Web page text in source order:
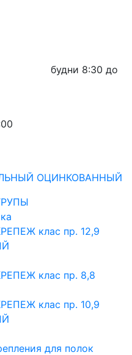
будни 8:30 до
ОЦИНКОВАННЫЙ
клас пр. 12,9
клас пр. 8,8
клас пр. 10,9
для полок